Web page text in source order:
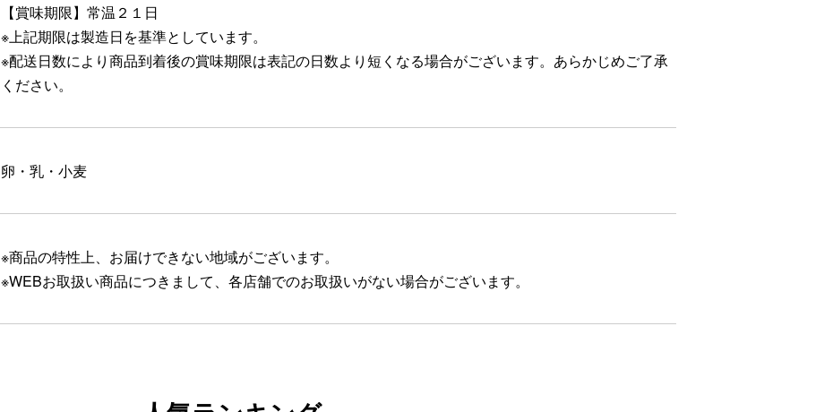
【賞味期限】常温２１日
※上記期限は製造日を基準としています。
※配送日数により商品到着後の賞味期限は表記の日数より短くなる場合がございます。あらかじめご了承
ください。
卵・乳・小麦
※商品の特性上、お届けできない地域がございます。
※WEBお取扱い商品につきまして、各店舗でのお取扱いがない場合がございます。